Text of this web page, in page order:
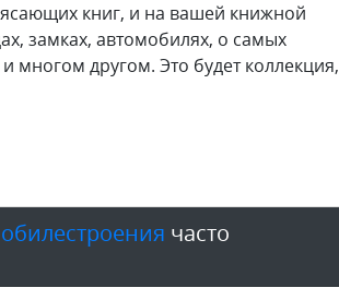
книг, и на вашей книжной
замках, автомобилях, о самых
многом другом. Это будет коллекция,
часто